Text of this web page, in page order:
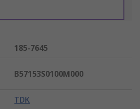
185-7645
B57153S0100M000
TDK